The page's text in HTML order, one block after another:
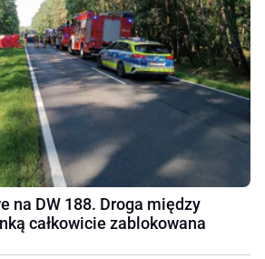
na DW 188. Droga między
całkowicie zablokowana